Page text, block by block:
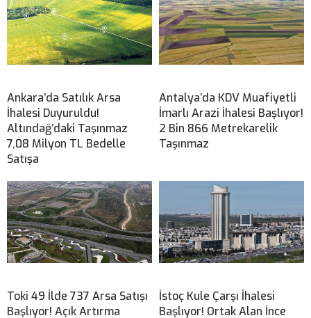
Ankara’da Satılık Arsa
İhalesi Duyuruldu!
Altındağ’daki Taşınmaz
7,08 Milyon TL Bedelle
Satışa
Antalya’da KDV Muafiyetli
İmarlı Arazi İhalesi Başlıyor!
2 Bin 866 Metrekarelik
Taşınmaz
Toki 49 İlde 737 Arsa Satışı
Başlıyor! Açık Artırma
İstoç Kule Çarşı İhalesi
Başlıyor! Ortak Alan İnce